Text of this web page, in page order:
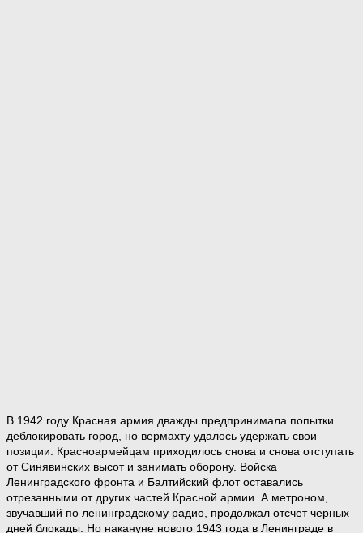
В 1942 году Красная армия дважды предпринимала попытки
деблокировать город, но вермахту удалось удержать свои
позиции. Красноармейцам приходилось снова и снова отступать
от Синявинских высот и занимать оборону. Войска
Ленинградского фронта и Балтийский флот оставались
отрезанными от других частей Красной армии. А метроном,
звучавший по ленинградскому радио, продолжал отсчет черных
дней блокады. Но накануне нового 1943 года в Ленинграде в